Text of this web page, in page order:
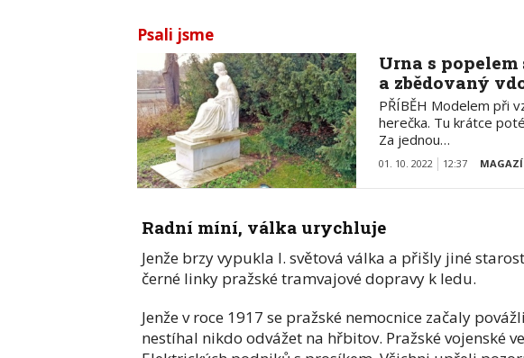
Psali jsme
Urna s
a zbědovaný
PŘÍBĚH Modelem při
herečka. Tu krátce
Za jednou…
01. 10. 2022 12:37
Radní míní, válka urychluje
Jenže brzy vypukla I. světová válka a přišly jiné
černé linky pražské tramvajové dopravy k ledu.
Jenže v roce 1917 se pražské nemocnice začaly
nestíhal nikdo odvážet na hřbitov. Pražské vojenské